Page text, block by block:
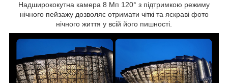
Надширококутна камера 8 Мп 120° з підтримкою режиму
нічного пейзажу дозволяє отримати чіткі та яскраві фото
нічного життя у всій його пишності.